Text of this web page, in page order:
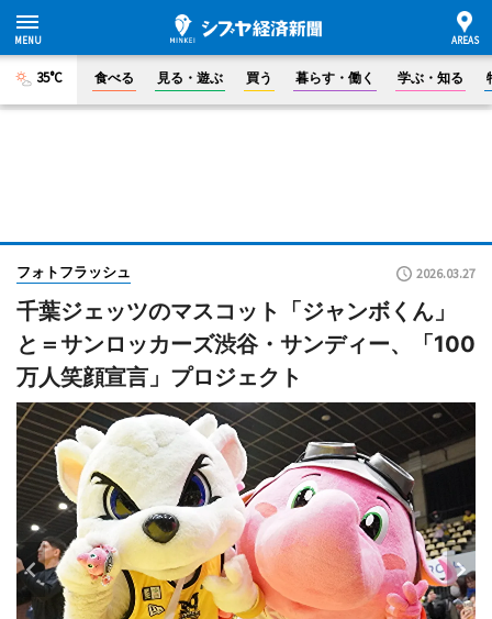
35°C 食べる 見る・遊ぶ 買う 暮らす・働く 学ぶ・知る
フォトフラッシュ 2026.03.27
千葉ジェッツのマスコット「ジャンボくん」
と＝サンロッカーズ渋谷・サンディー、「100
万人笑顔宣言」プロジェクト